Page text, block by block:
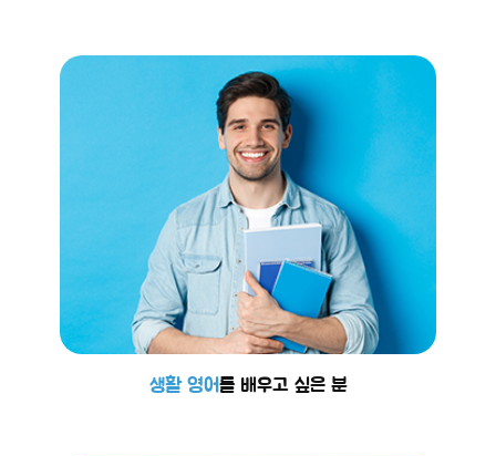
생활 영어를 배우고 싶은 분